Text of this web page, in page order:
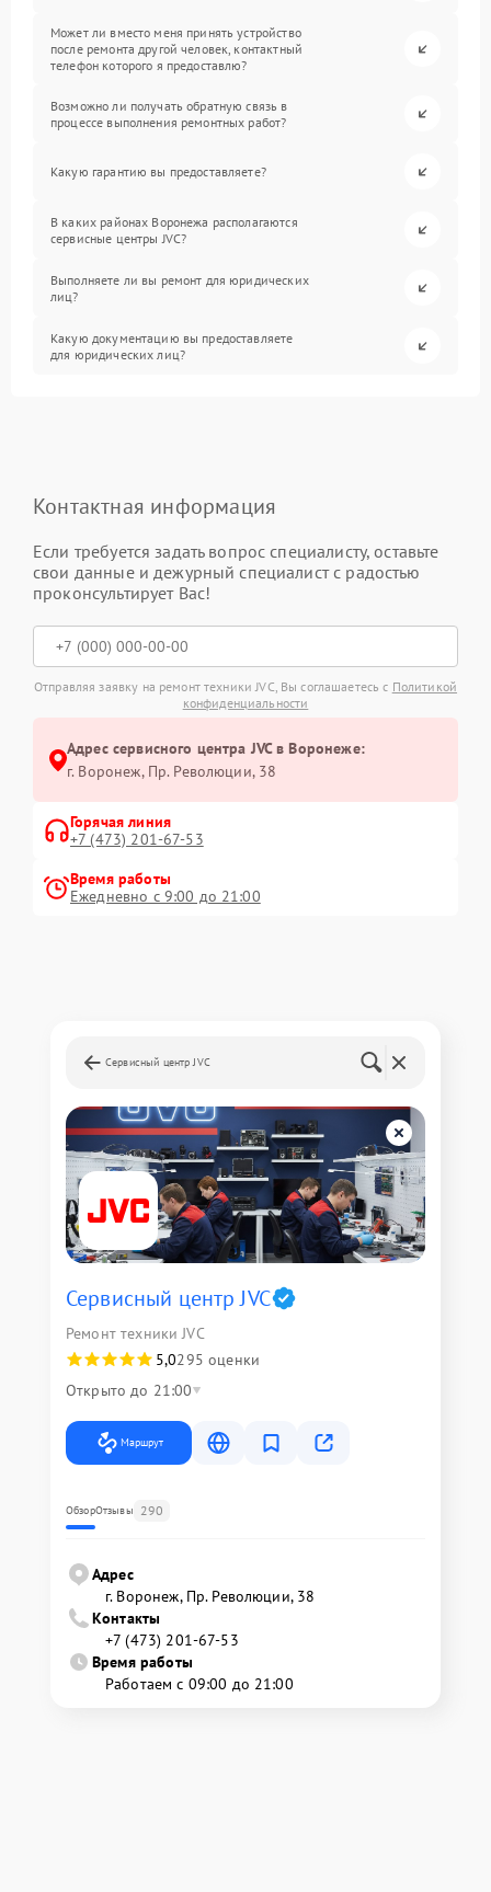
Может ли вместо меня принять устройство
после ремонта другой человек, контактный
телефон которого я предоставлю?
Возможно ли получать обратную связь в
процессе выполнения ремонтных работ?
Какую гарантию вы предоставляете?
В каких районах Воронежа располагаются
сервисные центры JVC?
Выполняете ли вы ремонт для юридических
лиц?
Какую документацию вы предоставляете
для юридических лиц?
Контактная информация
Если требуется задать вопрос специалисту, оставьте
свои данные и дежурный специалист с радостью
проконсультирует Вас!
Отправляя заявку на ремонт техники JVC, Вы соглашаетесь с Политикой
конфиденциальности
Адрес сервисного центра JVC в Воронеже:
г. Воронеж, Пр. Революции, 38
Горячая линия
+7 (473) 201-67-53
Время работы
Ежедневно с 9:00 до 21:00
Сервисный центр JVC
Сервисный центр JVC
Ремонт техники JVC
5,0295 оценки
Открыто до 21:00
Маршрут
ОбзорОтзывы 290
Адрес
г. Воронеж, Пр. Революции, 38
Контакты
+7 (473) 201-67-53
Время работы
Работаем с 09:00 до 21:00